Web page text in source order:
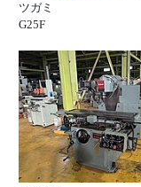
ツガミ
G25F